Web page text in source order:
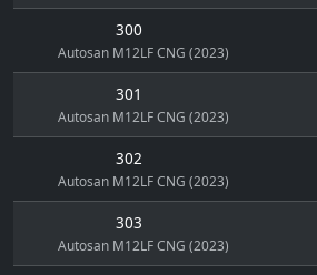
300
Autosan M12LF CNG (2023)
301
Autosan M12LF CNG (2023)
302
Autosan M12LF CNG (2023)
303
Autosan M12LF CNG (2023)